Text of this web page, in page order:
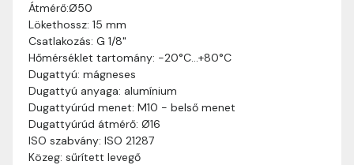
Átmérő:Ø50
Lökethossz: 15 mm
Csatlakozás: G 1/8"
Hőmérséklet tartomány: -20°C…+80°C
Dugattyú: mágneses
Dugattyú anyaga: alumínium
Dugattyúrúd menet: M10 - belső menet
Dugattyúrúd átmérő: Ø16
ISO szabvány: ISO 21287
Közeg: sűrített levegő
zökkenőmentesen történhessen.
Szállítási idő:
munkanapon belül kézbesítjük. Amennyiben
valamilyen okból kifolyólag a szállítás hosszabb
ideig tart, előre értesítünk benneteket.
Szállítási díj: A szállítási díj függ a termék súlyától
és a szállítási cím távolságától. A pontos szállítási
díjat a vásárlás folyamata során megtekinthetitek,
mielőtt a rendelést véglegesítitek.